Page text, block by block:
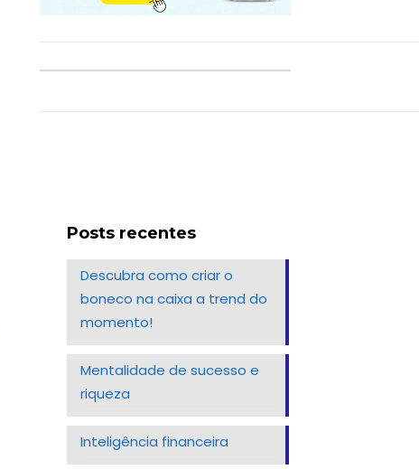
Posts recentes
Descubra como criar o
boneco na caixa a trend do
momento!
Mentalidade de sucesso e
riqueza
Inteligência financeira